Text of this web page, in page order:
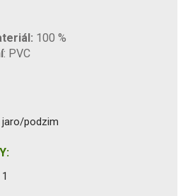
100 %
: PVC
jaro/podzim
1